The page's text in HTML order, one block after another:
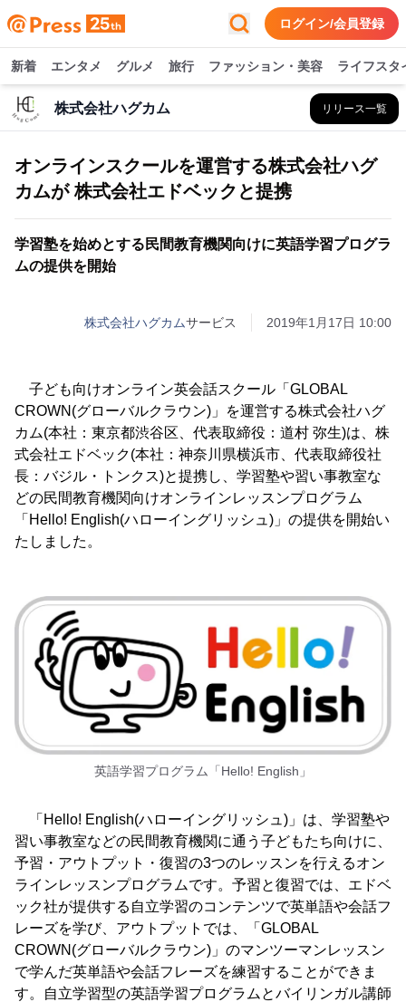
ログイン/会員登録
新着 エンタメ グルメ 旅行 ファッション・美容 ライフスタ
株式会社ハグカム リリース一覧
オンラインスクールを運営する株式会社ハグ
カムが 株式会社エドベックと提携
学習塾を始めとする民間教育機関向けに英語学習プログラ
ムの提供を開始
株式会社ハグカムサービス 2019年1月17日 10:00
子ども向けオンライン英会話スクール「GLOBAL
CROWN(グローバルクラウン)」を運営する株式会社ハグ
カム(本社：東京都渋谷区、代表取締役：道村 弥生)は、株
式会社エドベック(本社：神奈川県横浜市、代表取締役社
長：バジル・トンクス)と提携し、学習塾や習い事教室な
どの民間教育機関向けオンラインレッスンプログラム
「Hello! English(ハローイングリッシュ)」の提供を開始い
たしました。
英語学習プログラム「Hello! English」
「Hello! English(ハローイングリッシュ)」は、学習塾や
習い事教室などの民間教育機関に通う子どもたち向けに、
予習・アウトプット・復習の3つのレッスンを行えるオン
ラインレッスンプログラムです。予習と復習では、エドベ
ック社が提供する自立学習のコンテンツで英単語や会話フ
レーズを学び、アウトプットでは、「GLOBAL
CROWN(グローバルクラウン)」のマンツーマンレッスン
で学んだ英単語や会話フレーズを練習することができま
す。自立学習型の英語学習プログラムとバイリンガル講師